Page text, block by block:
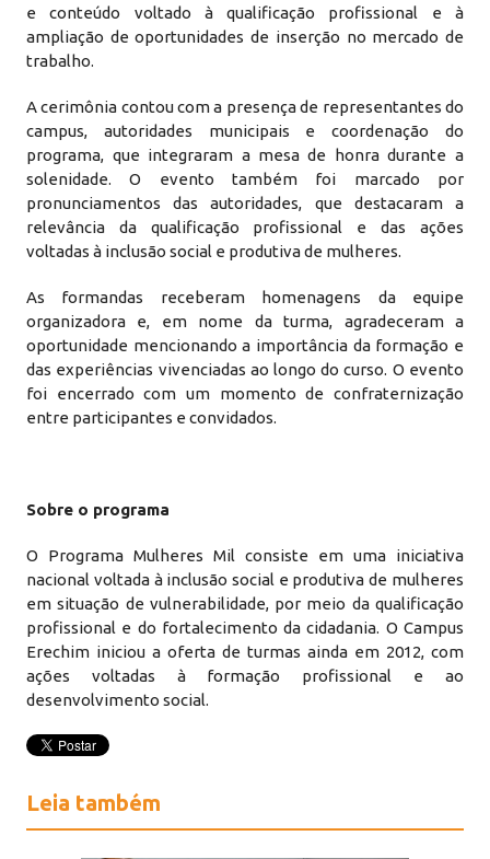
e conteúdo voltado à qualificação profissional e à
ampliação de oportunidades de inserção no mercado de
trabalho.
A cerimônia contou com a presença de representantes do
campus, autoridades municipais e coordenação do
programa, que integraram a mesa de honra durante a
solenidade. O evento também foi marcado por
pronunciamentos das autoridades, que destacaram a
relevância da qualificação profissional e das ações
voltadas à inclusão social e produtiva de mulheres.
As formandas receberam homenagens da equipe
organizadora e, em nome da turma, agradeceram a
oportunidade mencionando a importância da formação e
das experiências vivenciadas ao longo do curso. O evento
foi encerrado com um momento de confraternização
entre participantes e convidados.
Sobre o programa
O Programa Mulheres Mil consiste em uma iniciativa
nacional voltada à inclusão social e produtiva de mulheres
em situação de vulnerabilidade, por meio da qualificação
profissional e do fortalecimento da cidadania. O Campus
Erechim iniciou a oferta de turmas ainda em 2012, com
ações voltadas à formação profissional e ao
desenvolvimento social.
Leia também